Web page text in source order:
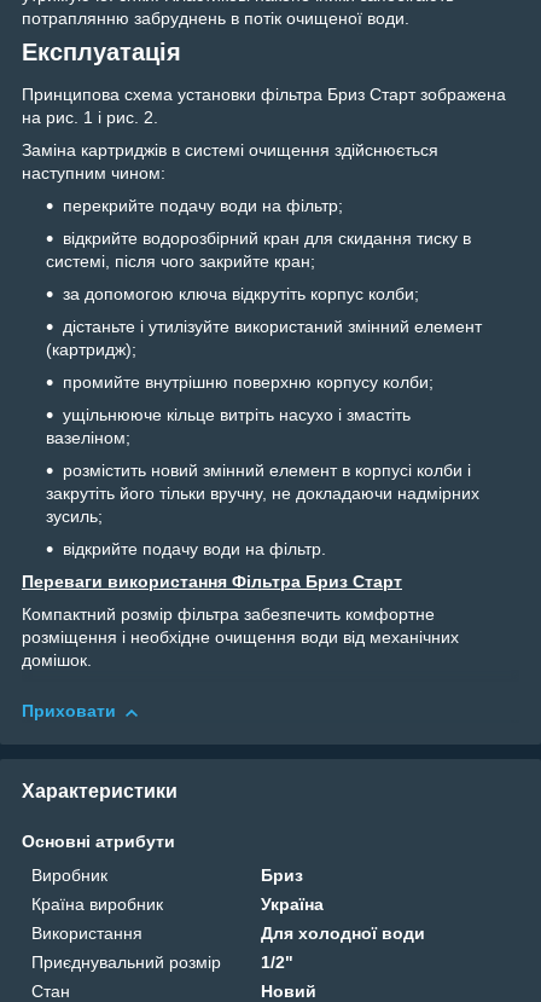
потраплянню забруднень в потік очищеної води.
Експлуатація
Принципова схема установки фільтра Бриз Старт зображена
на рис. 1 і рис. 2.
Заміна картриджів в системі очищення здійснюється
наступним чином:
перекрийте подачу води на фільтр;
відкрийте водорозбірний кран для скидання тиску в
системі, після чого закрийте кран;
за допомогою ключа відкрутіть корпус колби;
дістаньте і утилізуйте використаний змінний елемент
(картридж);
промийте внутрішню поверхню корпусу колби;
ущільнююче кільце витріть насухо і змастіть
вазеліном;
розмістить новий змінний елемент в корпусі колби і
закрутіть його тільки вручну, не докладаючи надмірних
зусиль;
відкрийте подачу води на фільтр.
Переваги використання Фільтра Бриз Старт
Компактний розмір фільтра забезпечить комфортне
розміщення і необхідне очищення води від механічних
домішок.
Приховати
Характеристики
Основні атрибути
Виробник
Бриз
Країна виробник
Україна
Використання
Для холодної води
Приєднувальний розмір
1/2"
Стан
Новий